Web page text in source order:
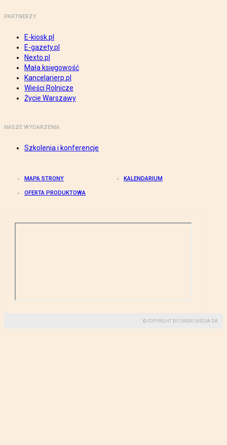
PARTNERZY
E-kiosk.pl
E-gazety.pl
Nexto.pl
Mała księgowość
Kancelarierp.pl
Wieści Rolnicze
Życie Warszawy
NASZE WYDARZENIA
Szkolenia i konferencje
MAPA STRONY KALENDARIUM
OFERTA PRODUKTOWA
© COPYRIGHT BY GREMI MEDIA SA